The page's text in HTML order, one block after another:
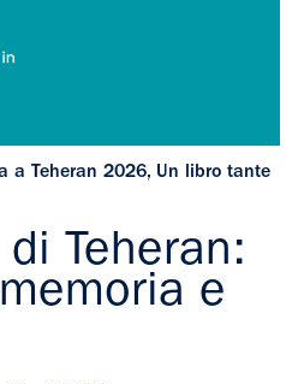
a Teheran 2026, Un libro tante
Teheran:
e